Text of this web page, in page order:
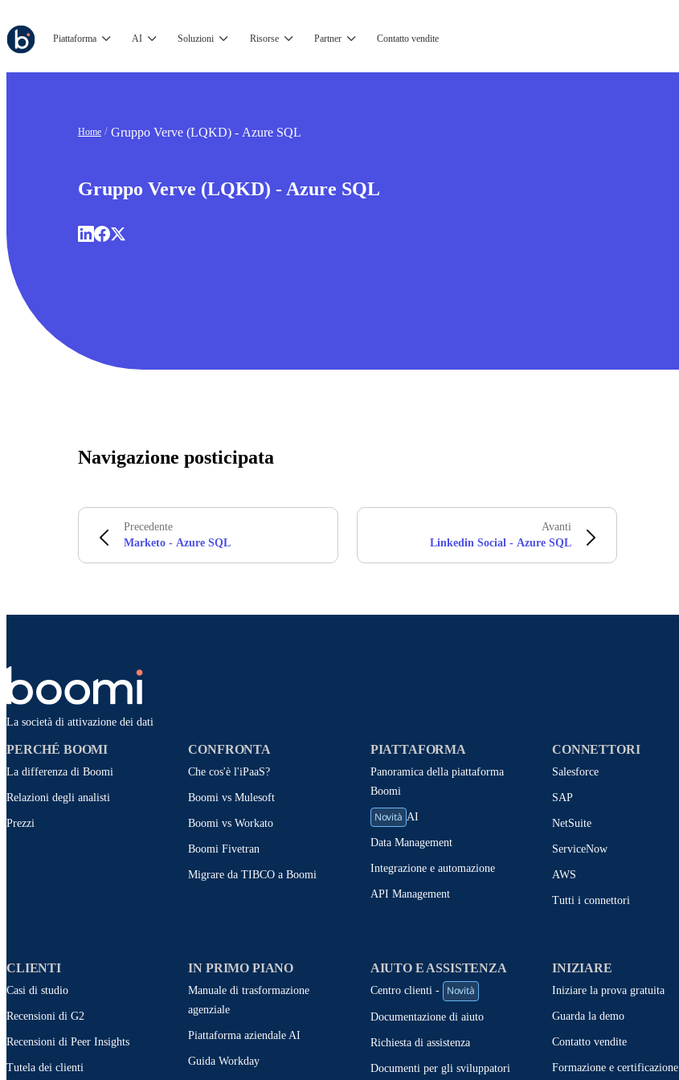
Piattaforma AI Soluzioni Risorse Partner Contatto vendite
Home Gruppo Verve (LQKD) - Azure SQL
Gruppo Verve (LQKD) - Azure SQL
Navigazione posticipata
Precedente
Marketo - Azure SQL
Avanti
Linkedin Social - Azure SQL
La società di attivazione dei dati
PERCHÉ BOOMI
La differenza di Boomi
Relazioni degli analisti
Prezzi
CONFRONTA
Che cos'è l'iPaaS?
Boomi vs Mulesoft
Boomi vs Workato
Boomi Fivetran
Migrare da TIBCO a Boomi
PIATTAFORMA
Panoramica della piattaforma
Boomi
Novità AI
Data Management
Integrazione e automazione
API Management
CONNETTORI
Salesforce
SAP
NetSuite
ServiceNow
AWS
Tutti i connettori
CLIENTI
Casi di studio
Recensioni di G2
Recensioni di Peer Insights
Tutela dei clienti
IN PRIMO PIANO
Manuale di trasformazione
agenziale
Piattaforma aziendale AI
Guida Workday
AIUTO E ASSISTENZA
Centro clienti - Novità
Documentazione di aiuto
Richiesta di assistenza
Documenti per gli sviluppatori
INIZIARE
Iniziare la prova gratuita
Guarda la demo
Contatto vendite
Formazione e certificazione